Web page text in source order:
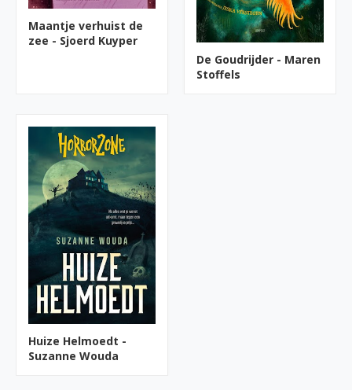
Maantje verhuist de
zee - Sjoerd Kuyper
De Goudrijder - Maren
Stoffels
Huize Helmoedt -
Suzanne Wouda